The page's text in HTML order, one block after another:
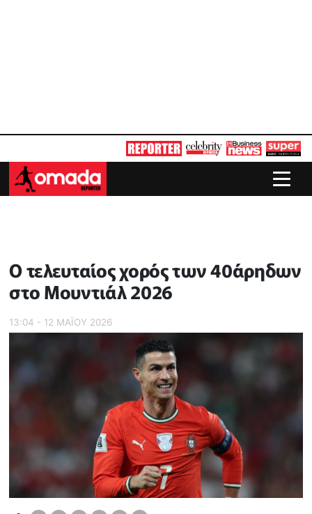
Ο τελευταίος χορός των 40άρηδων
στο Μουντιάλ 2026
13:04 - 12 ΜΑΪ́ΟΥ 2026